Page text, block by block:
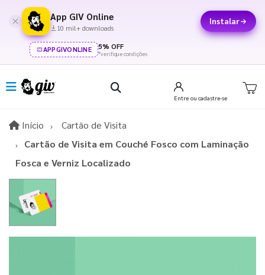
App GIV Online
10 mil+ downloads
Instalar
APPGIVONLINE 5% OFF
*verifique condições
Entre ou cadastre-se
Início InícioCartão de Visita
Cartão de Visita em Couché Fosco com Laminação
Fosca e Verniz Localizado